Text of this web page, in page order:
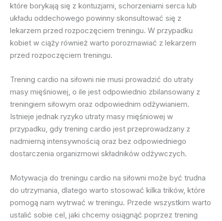
które borykają się z kontuzjami, schorzeniami serca lub
układu oddechowego powinny skonsultować się z
lekarzem przed rozpoczęciem treningu. W przypadku
kobiet w ciąży również warto porozmawiać z lekarzem
przed rozpoczęciem treningu.
Trening cardio na siłowni nie musi prowadzić do utraty
masy mięśniowej, o ile jest odpowiednio zbilansowany z
treningiem siłowym oraz odpowiednim odżywianiem.
Istnieje jednak ryzyko utraty masy mięśniowej w
przypadku, gdy trening cardio jest przeprowadzany z
nadmierną intensywnością oraz bez odpowiedniego
dostarczenia organizmowi składników odżywczych.
Motywacja do treningu cardio na siłowni może być trudna
do utrzymania, dlatego warto stosować kilka trików, które
pomogą nam wytrwać w treningu. Przede wszystkim warto
ustalić sobie cel, jaki chcemy osiągnąć poprzez trening